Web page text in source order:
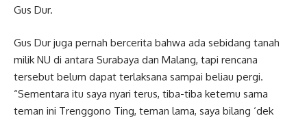
Gus Dur.
Gus Dur juga pernah bercerita bahwa ada sebidang tanah
milik NU di antara Surabaya dan Malang, tapi rencana
tersebut belum dapat terlaksana sampai beliau pergi.
“Sementara itu saya nyari terus, tiba-tiba ketemu sama
teman ini Trenggono Ting, teman lama, saya bilang ‘dek